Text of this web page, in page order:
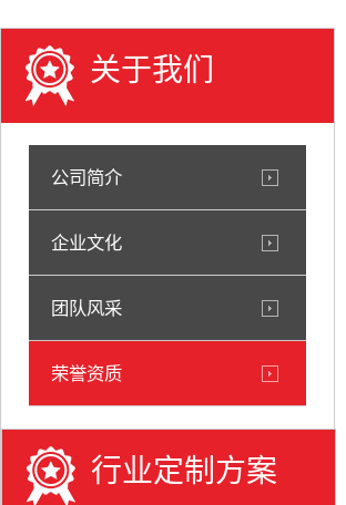
关于我们
公司简介
企业文化
团队风采
荣誉资质
行业定制方案